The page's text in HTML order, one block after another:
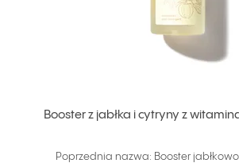
Booster z jabłka i cytryny z
Poprzednia nazwa: Booster